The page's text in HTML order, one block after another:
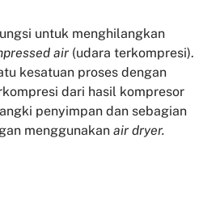
untuk menghilangkan
air (udara terkompresi).
kesatuan proses dengan
dari hasil kompresor
penyimpan dan sebagian
menggunakan air dryer.